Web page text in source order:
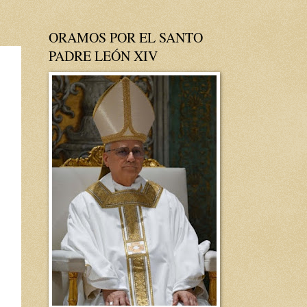
ORAMOS POR EL SANTO
PADRE LEÓN XIV